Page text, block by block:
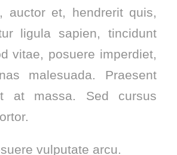
auctor et, hendrerit quis,
ligula sapien, tincidunt
vitae, posuere imperdiet,
malesuada. Praesent
at massa. Sed cursus
vulputate arcu.